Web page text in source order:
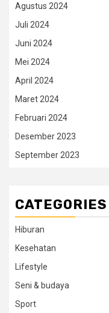
Agustus 2024
Juli 2024
Juni 2024
Mei 2024
April 2024
Maret 2024
Februari 2024
Desember 2023
September 2023
CATEGORIES
Hiburan
Kesehatan
Lifestyle
Seni & budaya
Sport